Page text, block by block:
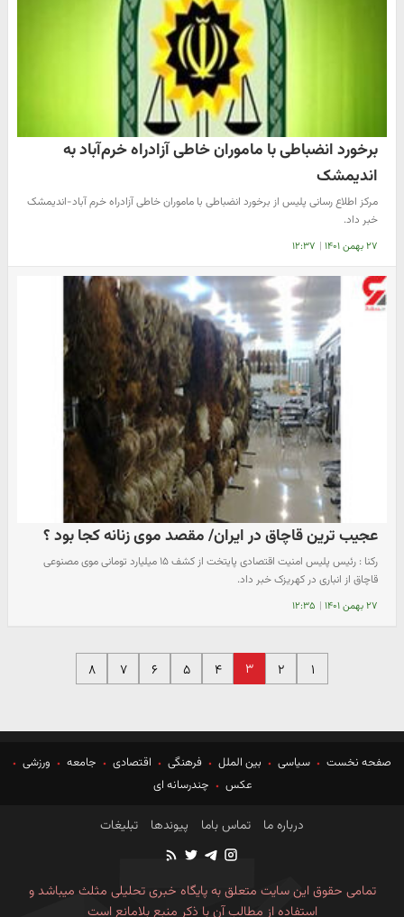
برخورد انضباطی با ماموران خاطی آزادراه خرم‌آباد به
اندیمشک
مرکز اطلاع رسانی پلیس از برخورد انضباطی با ماموران خاطی آزادراه خرم آباد-اندیمشک
خبر داد.
۲۷ بهمن ۱۴۰۱ | ۱۲:۳۷
عجیب ترین قاچاق در ایران/ مقصد موی زنانه کجا بود ؟
رکنا : رئیس پلیس امنیت اقتصادی پایتخت از کشف ۱۵ میلیارد تومانی موی مصنوعی
قاچاق از انباری در کهریزک خبر داد.
۲۷ بهمن ۱۴۰۱ | ۱۲:۳۵
۱ ۲ ۳ ۴ ۵ ۶ ۷ ۸
صفحه نخست سیاسی بین الملل فرهنگی اقتصادی جامعه
ورزشی
عکس
چندرسانه ای
درباره ما تماس باما پیوندها تبلیغات
تمامی حقوق این سایت متعلق به پایگاه خبری تحلیلی مثلث میباشد و
استفاده از مطالب آن با ذکر منبع بلامانع است